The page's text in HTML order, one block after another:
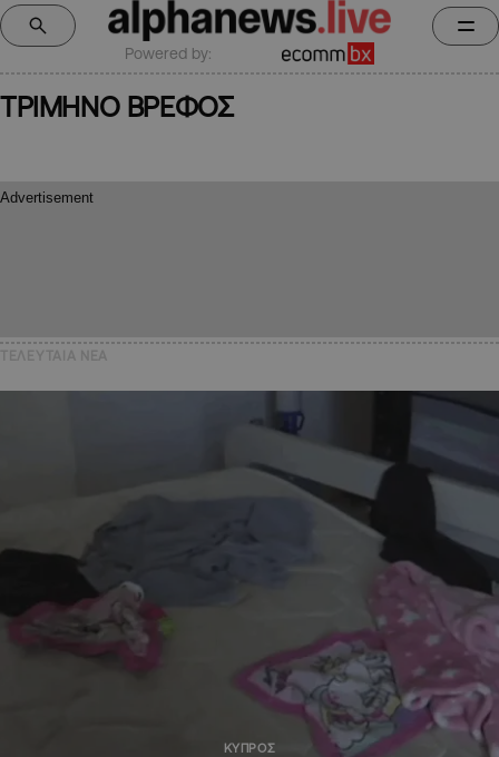
Powered by:
ΤΡΙΜΗΝΟ ΒΡΕΦΟΣ
ΚΥΠΡΟΣ